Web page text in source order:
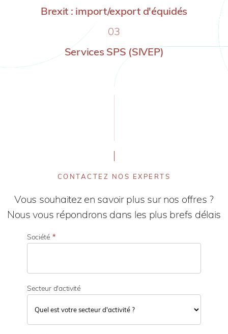
Brexit : import/export d'équidés
03
Services SPS (SIVEP)
CONTACTEZ NOS EXPERTS
Vous souhaitez en savoir plus sur nos offres ?
Nous vous répondrons dans les plus brefs délais
Société *
Secteur d'activité